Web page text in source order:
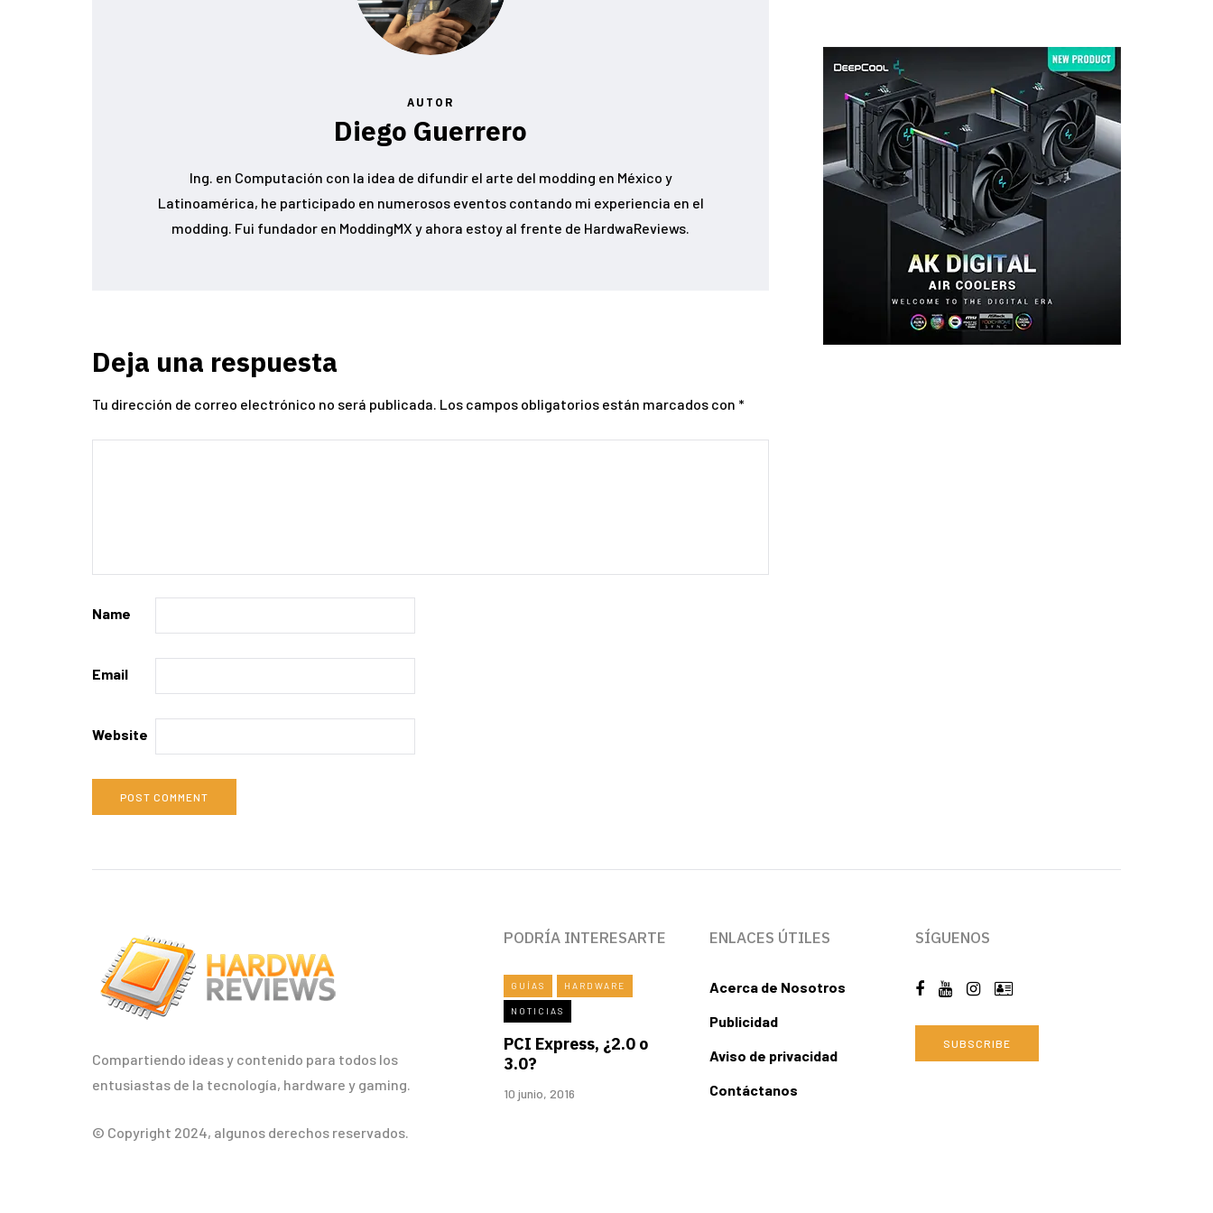
AUTOR
Diego Guerrero
Ing. en Computación con la idea de difundir el arte del modding en México y
Latinoamérica, he participado en numerosos eventos contando mi experiencia en el
modding. Fui fundador en ModdingMX y ahora estoy al frente de HardwaReviews.
Deja una respuesta
Tu dirección de correo electrónico no será publicada. Los campos obligatorios están marcados con *
Name
Email
Website
Compartiendo ideas y contenido para todos los
entusiastas de la tecnología, hardware y gaming.
© Copyright 2024, algunos derechos reservados.
PODRÍA INTERESARTE
GUÍAS HARDWARE
NOTICIAS
PCI Express, ¿2.0 o
3.0?
10 junio, 2016
ENLACES ÚTILES
Acerca de Nosotros
Publicidad
Aviso de privacidad
Contáctanos
SÍGUENOS
SUBSCRIBE